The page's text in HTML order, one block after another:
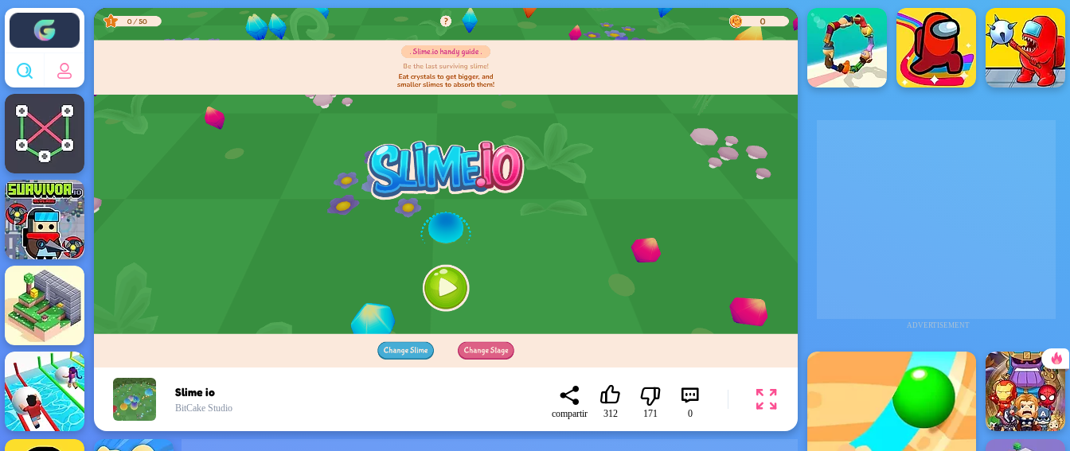
Enjoy4fun
ADVERTISEMENT
Slime io
BitCake Studio
compartir 312 171 0